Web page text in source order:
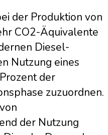
der Produktion von
CO2-Äquivalente
Diesel-
Nutzung eines
der
zuzuordnen.
der Nutzung